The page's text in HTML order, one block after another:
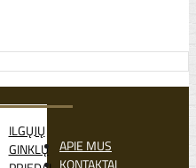
ILGŲJŲ
GINKLŲ APIE MUS
KONTAKTAI